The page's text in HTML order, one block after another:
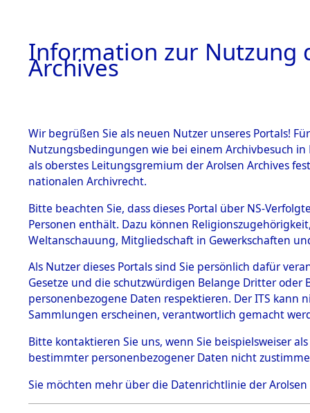
BESTÄNDE
1.
Inhaftierungsdoku
mente
1.2.9 Beim ITS
Effekten
1.2.9.1
Effekten aus
dem KZ
Dachau
1.2.9.2
Effekten aus
dem KZ
Bayerisches
0001
Information zur Nutzung
Archives
Wir begrüßen Sie als neuen Nutzer unseres Portals!
Nutzungsbedingungen wie bei einem Archivbesuch
als oberstes Leitungsgremium der Arolsen Archives
nationalen Archivrecht.
Bitte beachten Sie, dass dieses Portal über NS-
Personen enthält. Dazu können
Weltanschauung, Mitgliedschaft in Gewerkschaften
Als Nutzer dieses Portals sind Sie persönlich dafür
Gesetze und die schutzwürdigen Belange Dritter
personenbezogene Daten respektieren. Der ITS
Sammlungen erscheinen, verantwortlich gemacht
Bitte kontaktieren Sie uns, wenn Sie beispielsweiser
bestimmter personenbezogener Daten nicht
Sie möchten mehr über die Datenrichtlinie der Arolsen